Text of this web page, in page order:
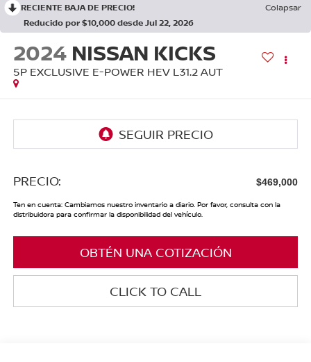
RECIENTE BAJA DE PRECIO!
Colapsar
Reducido por $10,000 desde Jul 22, 2026
2024 NISSAN KICKS
5P EXCLUSIVE E-POWER HEV L31.2 AUT
PRECIO: $469,000
Ten en cuenta: Cambiamos nuestro inventario a diario. Por favor, consulta con la
distribuidora para confirmar la disponibilidad del vehículo.
OBTÉN UNA COTIZACIÓN
CLICK TO CALL